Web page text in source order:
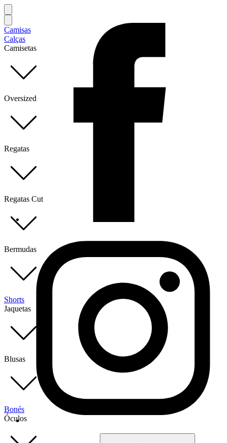
Camisas
Calças
Camisetas
Oversized
Regatas
Regatas Cut
Bermudas
Shorts
Jaquetas
Blusas
Bonés
Óculos